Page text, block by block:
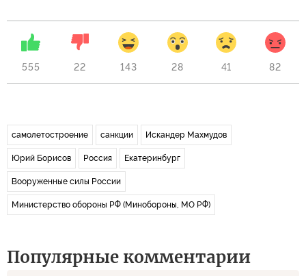
555 22 143 28 41 82
самолетостроение санкции Искандер Махмудов
Юрий Борисов Россия Екатеринбург
Вооруженные силы России
Министерство обороны РФ (Минобороны, МО РФ)
Популярные комментарии